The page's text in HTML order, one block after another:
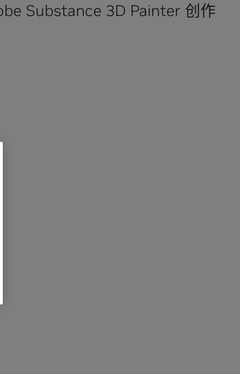
Substance 3D Painter 创作